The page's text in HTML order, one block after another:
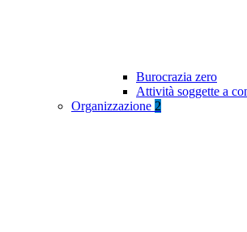
Burocrazia zero
Attività soggette a
Organizzazione 2